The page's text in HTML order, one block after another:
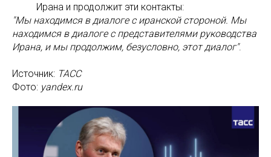
Ирана и продолжит эти контакты:
"Мы находимся в диалоге с иранской стороной. Мы
находимся в диалоге с представителями руководства
Ирана, и мы продолжим, безусловно, этот диалог".
Источник: ТАСС
Фото: yandex.ru